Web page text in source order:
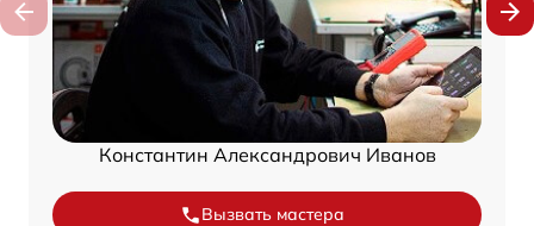
Константин Александрович Иванов
Вызвать мастера